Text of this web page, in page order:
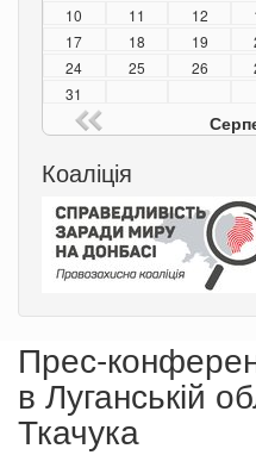
10
11 12
17
18 19
24
25 26
31
Коаліція
Прес-
в Луганській
Ткачука